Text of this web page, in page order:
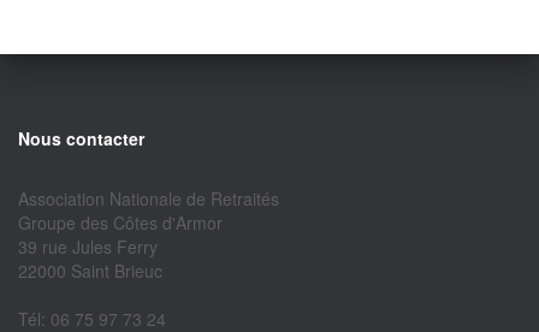
Nous contacter
Association Nationale de Retraités
Groupe des Côtes d'Armor
39 rue Jules Ferry
22000 Saint Brieuc
Tél: 06 75 97 73 24